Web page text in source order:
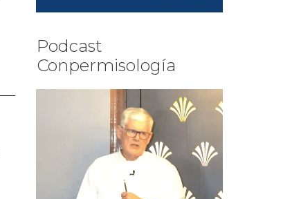
Podcast
Conpermisología